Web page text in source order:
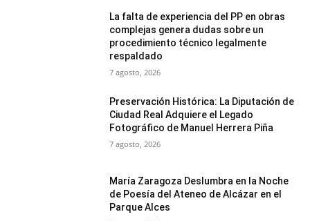
La falta de experiencia del PP en obras
complejas genera dudas sobre un
procedimiento técnico legalmente
respaldado
7 agosto, 2026
Preservación Histórica: La Diputación de
Ciudad Real Adquiere el Legado
Fotográfico de Manuel Herrera Piña
7 agosto, 2026
María Zaragoza Deslumbra en la Noche
de Poesía del Ateneo de Alcázar en el
Parque Alces